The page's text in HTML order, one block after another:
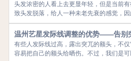
头发浓密的人看上去更显年轻，但是当前
致头发脱落，给人一种未老先衰的感觉，
温州艺星发际线调整的优势——告别
有些人发际线过高，露出突兀的额头，不
容易把自己的额头给晒伤。不过，我们是